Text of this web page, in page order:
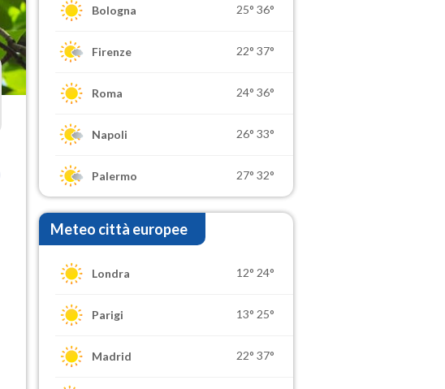
Bologna 25° 36°
Firenze 22° 37°
Roma 24° 36°
Napoli 26° 33°
Palermo 27° 32°
Meteo città europee
Londra 12° 24°
Parigi 13° 25°
Madrid 22° 37°